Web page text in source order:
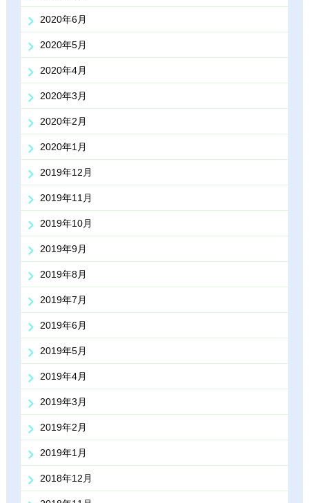
2020年6月
2020年5月
2020年4月
2020年3月
2020年2月
2020年1月
2019年12月
2019年11月
2019年10月
2019年9月
2019年8月
2019年7月
2019年6月
2019年5月
2019年4月
2019年3月
2019年2月
2019年1月
2018年12月